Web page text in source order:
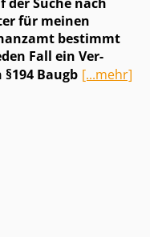
für meinen
bestimmt
Fall ein Ver­
Baugb [...mehr]